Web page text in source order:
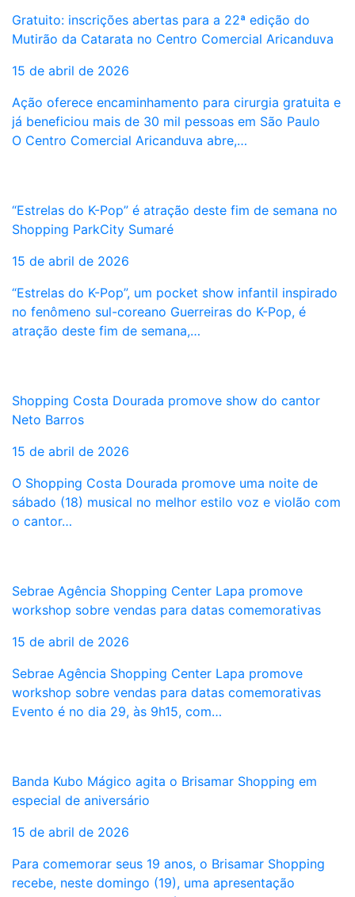
Gratuito: inscrições abertas para a 22ª edição do
Mutirão da Catarata no Centro Comercial Aricanduva
15 de abril de 2026
Ação oferece encaminhamento para cirurgia gratuita e
já beneficiou mais de 30 mil pessoas em São Paulo
O Centro Comercial Aricanduva abre,…
“Estrelas do K-Pop” é atração deste fim de semana no
Shopping ParkCity Sumaré
15 de abril de 2026
“Estrelas do K-Pop”, um pocket show infantil inspirado
no fenômeno sul-coreano Guerreiras do K-Pop, é
atração deste fim de semana,…
Shopping Costa Dourada promove show do cantor
Neto Barros
15 de abril de 2026
O Shopping Costa Dourada promove uma noite de
sábado (18) musical no melhor estilo voz e violão com
o cantor…
Sebrae Agência Shopping Center Lapa promove
workshop sobre vendas para datas comemorativas
15 de abril de 2026
Sebrae Agência Shopping Center Lapa promove
workshop sobre vendas para datas comemorativas
Evento é no dia 29, às 9h15, com…
Banda Kubo Mágico agita o Brisamar Shopping em
especial de aniversário
15 de abril de 2026
Para comemorar seus 19 anos, o Brisamar Shopping
recebe, neste domingo (19), uma apresentação